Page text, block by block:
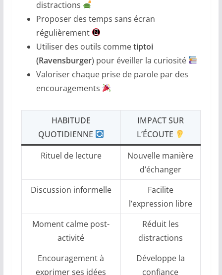
distractions
Proposer des temps sans écran
régulièrement
Utiliser des outils commetiptoi
(Ravensburger) pour éveiller la curiosité
Valoriser chaque prise de parole par des
encouragements
HABITUDE
QUOTIDIENNE
IMPACT SUR
L’ÉCOUTE
Rituel de lecture
Nouvelle manière
d’échanger
Discussion informelle
Facilite
l’expression libre
Moment calme post-
activité
Réduit les
distractions
Encouragement à
exprimer ses idées
Développe la
confiance